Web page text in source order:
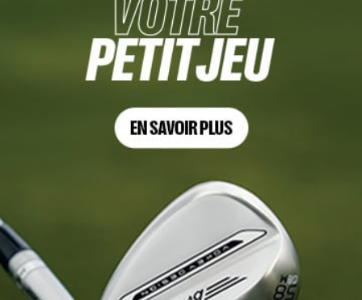
UN DOMAINE QUI SE BAT POUR SON EXISTENCE
adhérents pour l’été, avant un nouveau départ